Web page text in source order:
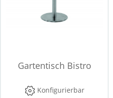
Gartentisch Bistro
Konfigurierbar